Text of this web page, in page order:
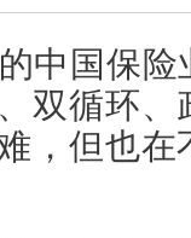
中国保
双循环
，但也